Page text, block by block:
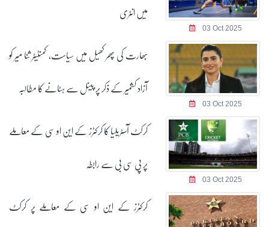
03 Oct 2025
میں انٹری
03 Oct 2025
بھارت کی پھر کھیل میں سیاست، کمنٹیٹر ثنا میر کو
آزاد کشمیر کے ذکر پر پینل سے ہٹانے کا مطالبہ
03 Oct 2025
کرکٹ آسٹریلیا کا کرکٹرز کے این او سی کے معاملے
پر پی سی بی سے رابطہ
کرکٹرز کے این او سی کے معاملے پر کرکٹ